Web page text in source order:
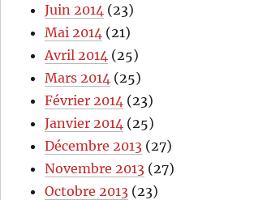
Juin 2014 (23)
Mai 2014 (21)
Avril 2014 (25)
Mars 2014 (25)
Février 2014 (23)
Janvier 2014 (25)
Décembre 2013 (27)
Novembre 2013 (27)
Octobre 2013 (23)